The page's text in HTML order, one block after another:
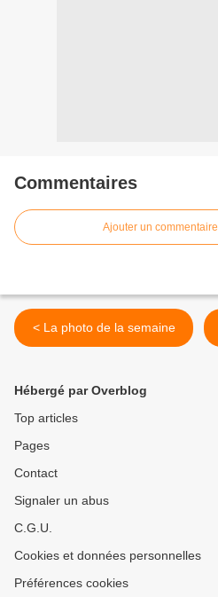
Commentaires
Ajouter un commentaire
< La photo de la semaine
Hébergé par Overblog
Top articles
Pages
Contact
Signaler un abus
C.G.U.
Cookies et données personnelles
Préférences cookies